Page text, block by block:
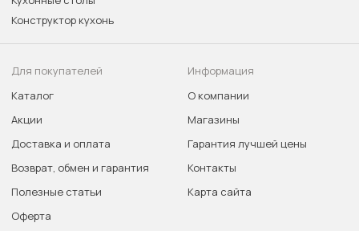
Конструктор кухонь
Для покупателей
Каталог
Акции
Доставка и оплата
Возврат, обмен и гарантия
Полезные статьи
Оферта
Информация
О компании
Магазины
Гарантия лучшей цены
Контакты
Карта сайта